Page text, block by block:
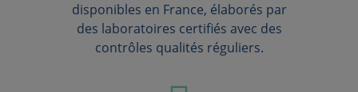
disponibles en France, élaborés par
des laboratoires certifiés avec des
contrôles qualités réguliers.